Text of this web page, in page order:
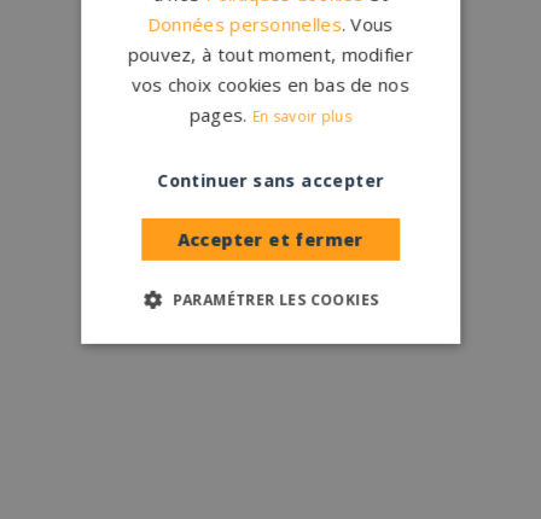
Données personnelles. Vous
pouvez, à tout moment, modifier
vos choix cookies en bas de nos
pages. En savoir plus
Accepter et fermer
Continuer sans accepter
PARAMÉTRER LES COOKIES